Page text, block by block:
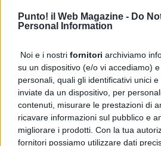
Punto! il Web Magazine - Do
Personal Information
Noi e i nostri fornitori archiviamo
su un dispositivo (e/o vi accediamo)
personali, quali gli identificativi unici
inviate da un dispositivo, per
contenuti, misurare le prestazioni di
ricavare informazioni sul pubblico e
migliorare i prodotti. Con la tua
fornitori possiamo utilizzare dati
Salerno
Agropoli
Angri
Castellabate
News